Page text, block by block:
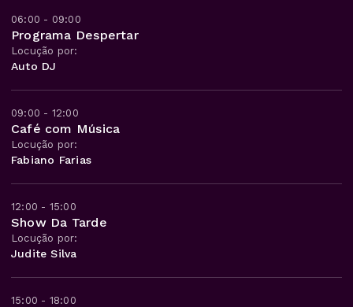
06:00 - 09:00
Programa Despertar
Locução por:
Auto DJ
09:00 - 12:00
Café com Música
Locução por:
Fabiano Farias
12:00 - 15:00
Show Da Tarde
Locução por:
Judite Silva
15:00 - 18:00